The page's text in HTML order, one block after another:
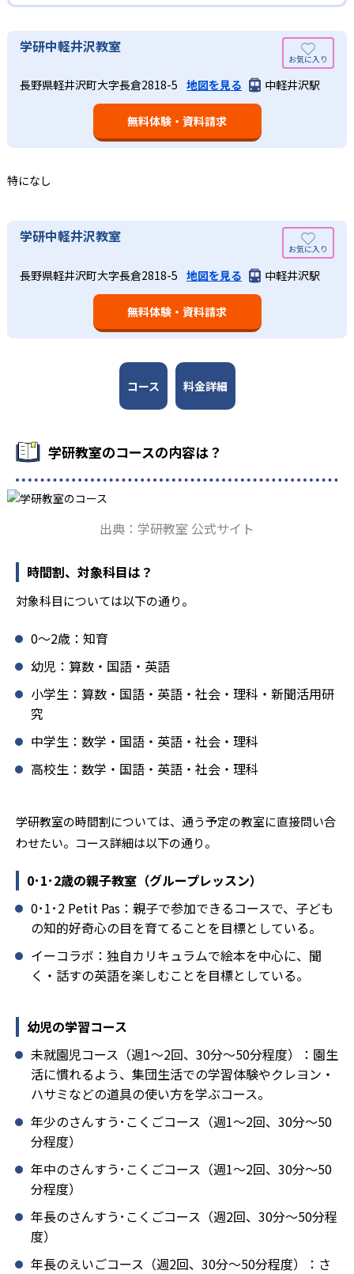
02
生徒それぞれに最適化された学習計画を設計
学研教室の個別指導では、生徒一人ひとりの学力／適性を
しっかり把握した上で学習の出発点を定め、生徒に最適化
された学習計画を設計する。また、生徒それぞれに最適な
教材を提供すると共に、適切なアドバイスも実施。少しず
つレベルアップするスモールステップの教材となっている
る。「自分から進んで学習する」姿勢や態度の育成も重視
している。
03
週2回の教室学習と毎日の家庭学習
学研教室では、週2回の教室学習と毎日の家庭学習（宿題学
習）の相乗効果を活かす形で生徒の学力向上を進める。週2
回の教室学習において指導者は、生徒の様子を観察しなが
ら学習指導と学習管理を実施。教室学習日以外の日のため
に自宅学習用の教材も提供し、学習の習慣化と学力の定着
を図っている。進度が早い子供は先取り学習も可能だ。
に向いている。
算数（数学）と国語の基礎力を上げたい人向け
学研教室では、算数（数学）と国語を全ての教科の基礎に
なるものと考え、その指導を重視している。算数（数学）
では筋道を立てて考える力の育成を、国語では全ての学力
の土台となる「読む力」「書く力」の育成に力を入れてい
家庭学習で学習させている。そのため、算数（数学）と国
長時間の勉強が苦手な人向け
学研教室では、小学生については、1回の学習時間を30～
50分程度と設定している。この時間設定は、子どもが集中
して学習できる時間が通常「学年×10分±10分」と考えら
れていることに由来するものだ。この限界を超えて勉強し
ても学習の効果は上がらないと学研教室は考え、単なる長
時間学習よりくり返し学習の効果を重視している。そのた
出典：学研教室 公式サイト
学研教室が持つ最大のメリットは、学研の教材開発ノウハ
ウを結集して制作した学習教材を使用している点だ。この
教材は、学習指導要領の内容を全てカバーしており、学校
の勉強がよくわかるというもの。基礎から応用まで、少し
固めから先取り学習まで対応している。算数と国語を重視
すると共に、幼児・小学校低学年から外国語活動の学習に
も対応。中学校英語の準備や高校入試向けの英語力育成に
学研教室の先生は、研修会や勉強会で日々指導スキルを研
鑽している。「子どもたちに学ぶ喜びを」「自信を」「生
きる力を」という理念のもとで生徒一人ひとりに向き合っ
ており、生徒それぞれの「できるところ」「良いところ」
導により生徒の「やる気」を引き出し、無理のない学習と
報にも精通しており、学習相談や教育相談、保護者とのコ
ミュニケーションにも対応している。
学研教室では、楽しく生き生きと学ぶことも重視してい
知・情・意のバランスのとれた生徒の育成を推進。「教室
でのあいさつ」「くつ・かばんの整とん」といったしつけ
面の指導も実施し、全人的な教育に取り組んでいる点も、
メリットと言えるだろう。
学研教室のデメリットとしては、基礎をより重視している
分、生徒によっては物足りなく感じる可能性がある点だろ
学研教室の合格実績は、公式サイトでは公開されていな
い。
学研中軽井沢教室
長野県軽井沢町大字長倉2818-5 地図を見る 中軽井沢駅
無料体験・資料請求
特になし
学研中軽井沢教室
長野県軽井沢町大字長倉2818-5 地図を見る 中軽井沢駅
無料体験・資料請求
コース 料金詳細
学研教室のコースの内容は？
出典：学研教室 公式サイト
時間割、対象科目は？
対象科目については以下の通り。
0〜2歳：知育
幼児：算数・国語・英語
小学生：算数・国語・英語・社会・理科・新聞活用研
究
中学生：数学・国語・英語・社会・理科
高校生：数学・国語・英語・社会・理科
学研教室の時間割については、通う予定の教室に直接問い合
わせたい。コース詳細は以下の通り。
0･1･2歳の親子教室（グループレッスン）
0･1･2 Petit Pas：親子で参加できるコースで、子ども
の知的好奇心の目を育てることを目標としている。
イーコラボ：独自カリキュラムで絵本を中心に、聞
く・話すの英語を楽しむことを目標としている。
幼児の学習コース
未就園児コース（週1～2回、30分～50分程度）：園生
活に慣れるよう、集団生活での学習体験やクレヨン・
ハサミなどの道具の使い方を学ぶコース。
年少のさんすう･こくごコース（週1～2回、30分～50
分程度）
年中のさんすう･こくごコース（週1～2回、30分～50
分程度）
年長のさんすう･こくごコース（週2回、30分～50分程
度）
年長のえいごコース（週2回、30分～50分程度）：さ